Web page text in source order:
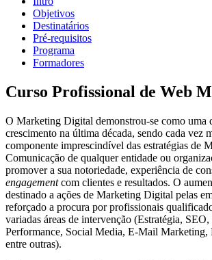
Objetivos
Destinatários
Pré-requisitos
Programa
Formadores
Curso Profissional de Web
O Marketing Digital demonstrou-se como uma
crescimento na última década, sendo cada vez
componente imprescindível das estratégias de
Comunicação de qualquer entidade ou
promover a sua notoriedade, experiência de
engagementcom clientes e resultados. O
destinado a ações de Marketing Digital pelas
reforçado a procura por profissionais
variadas áreas de intervenção (Estratégia,
Performance, Social Media, E-Mail Marketing,
entre outras).